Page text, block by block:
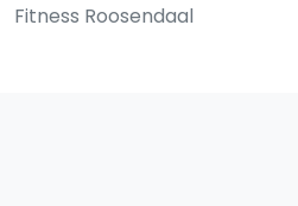
Fitness Roosendaal